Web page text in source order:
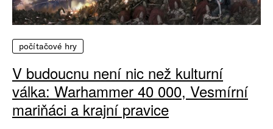
počítačové hry
V budoucnu není nic než kulturní
válka: Warhammer 40 000, Vesmírní
mariňáci a krajní pravice